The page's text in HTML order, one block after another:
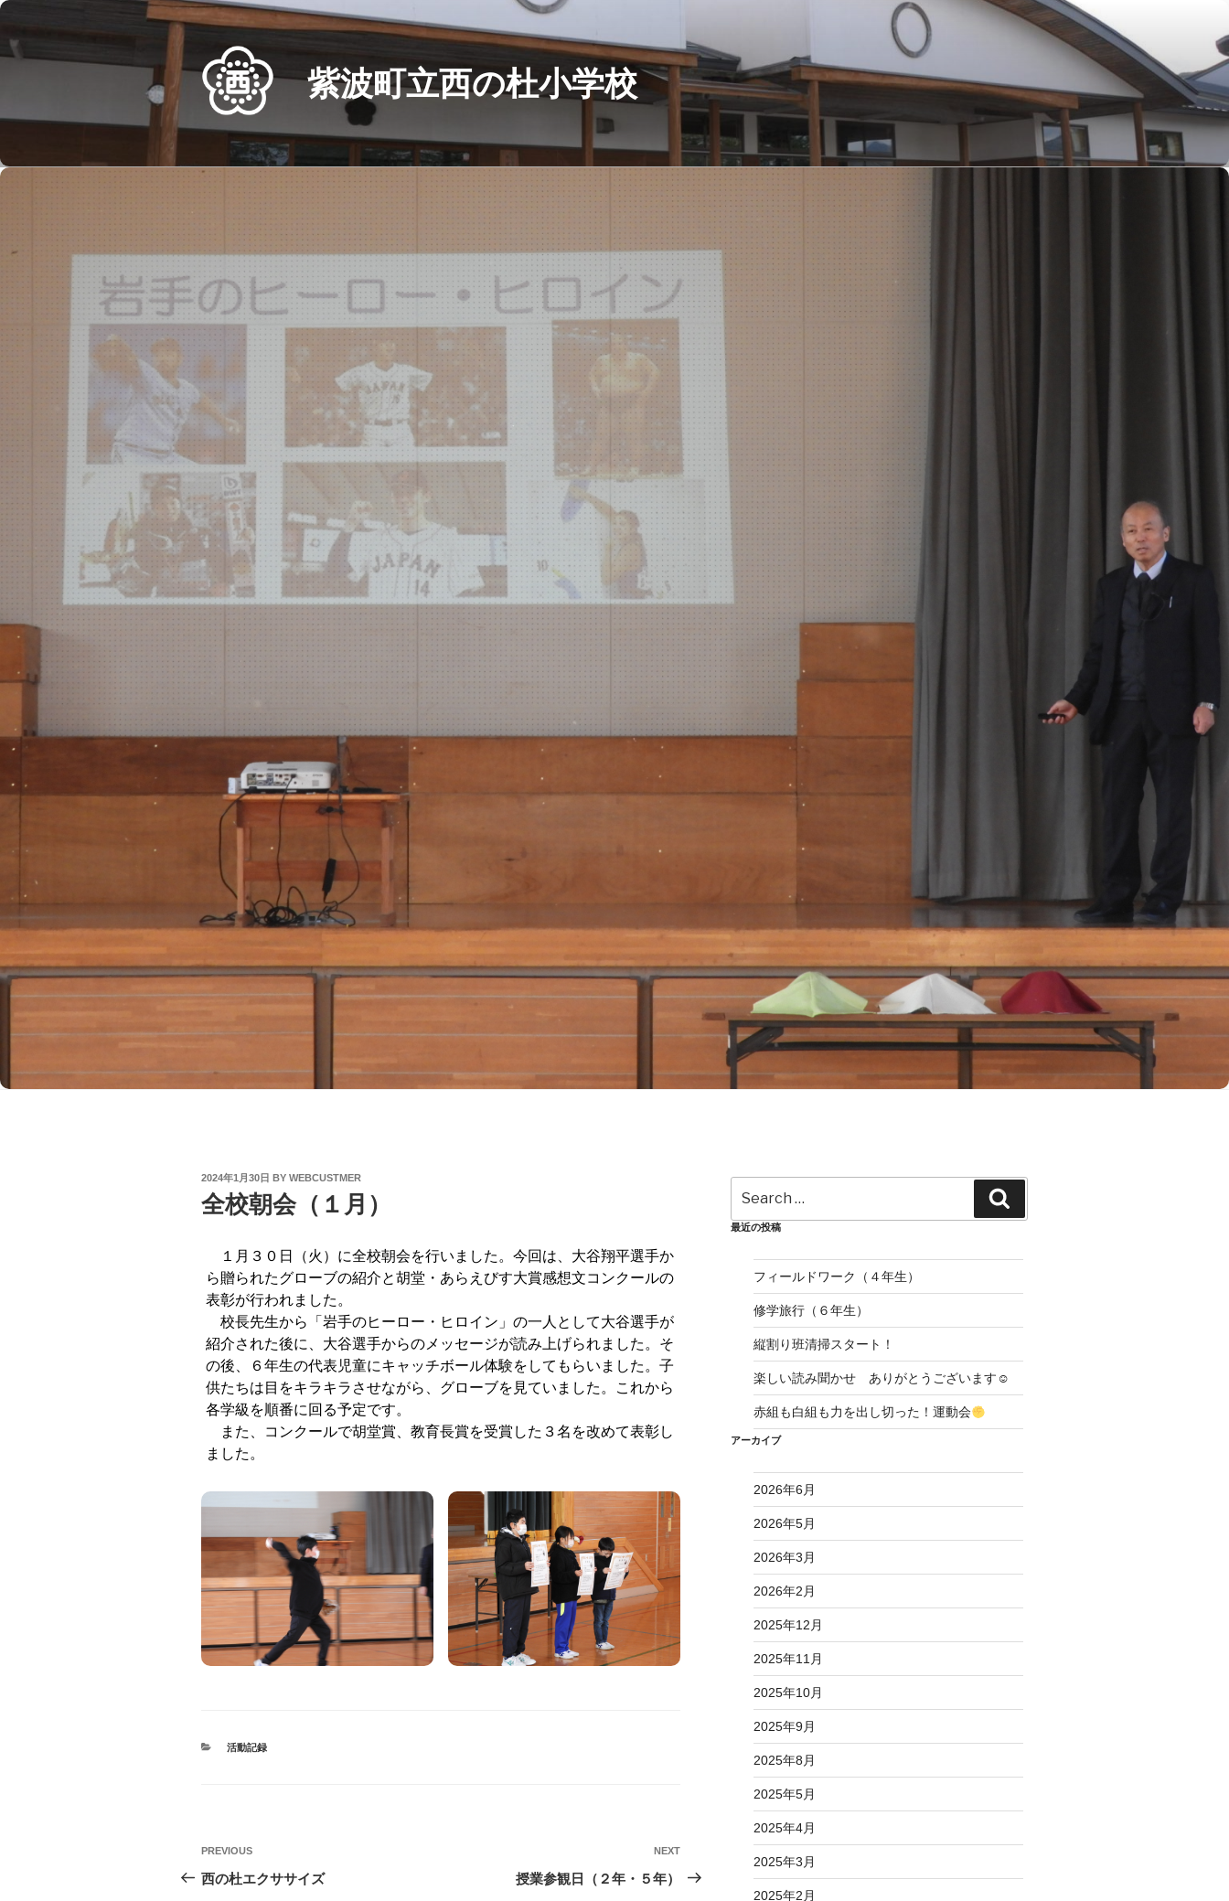
Skip
content
紫波町立西の杜小学校
POSTED
ON
2024年1月30日 BY WEBCUSTMER
全校朝会（１月）
１月３０日（火）に全校朝会を行いました。今回は、大谷翔平選手か
ら贈られたグローブの紹介と胡堂・あらえびす大賞感想文コンクールの
表彰が行われました。
校長先生から「岩手のヒーロー・ヒロイン」の一人として大谷選手が
紹介された後に、大谷選手からのメッセージが読み上げられました。そ
の後、６年生の代表児童にキャッチボール体験をしてもらいました。子
供たちは目をキラキラさせながら、グローブを見ていました。これから
各学級を順番に回る予定です。
また、コンクールで胡堂賞、教育長賞を受賞した３名を改めて表彰し
ました。
CATEGORIES
活動記録
投
稿
Previous
Post
PREVIOUS
西の杜エクササイズ
Next
Post
NEXT
授業参観日（２年・５年）
for:
最近の投稿
フィールドワーク（４年生）
修学旅行（６年生）
縦割り班清掃スタート！
楽しい読み聞かせ ありがとうございます☺
赤組も白組も力を出し切った！運動会
アーカイブ
2026年6月
2026年5月
2026年3月
2026年2月
2025年12月
2025年11月
2025年10月
2025年9月
2025年8月
2025年5月
2025年4月
2025年3月
2025年2月